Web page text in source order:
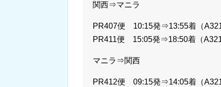
関西⇒マニラ
PR407便 10:15発⇒13:55着（A321
PR411便 15:05発⇒18:50着（A321
マニラ⇒関西
PR412便 09:15発⇒14:05着（A321